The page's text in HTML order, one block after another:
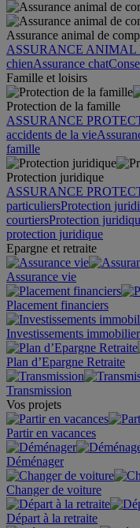
Assurance animal de
ASSURANCE ANIMAL
chienAssurance chat
Famille et loisirs
Protection de la famille
ASSURANCE
accidents de la vie
famille
Protection juridique
ASSURANCE
particuliersProtection
courtiersProtection
protection juridique
Epargne et retraite
Assurance vie
Placement financiers
Investissements
Plan d’Epargne Retraite
Transmission
Vos projets
Partir en vacances
Déménager
Changer de voiture
Départ à la retraite